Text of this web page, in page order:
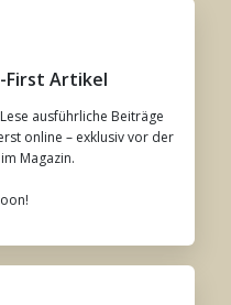
First Artikel
ausführliche Beiträge
online – exklusiv vor der
Magazin.